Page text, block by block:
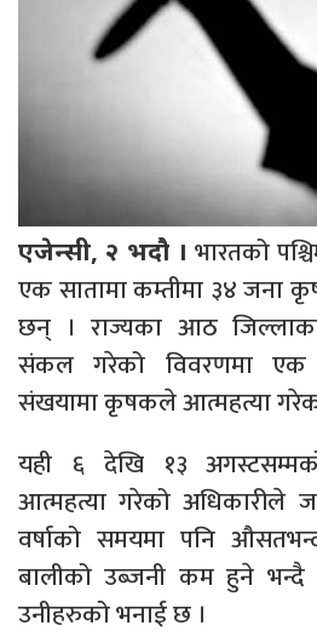
एजेन्सी, २ भदौ । भारतको
एक सातामा कम्तीमा ३४ जना
छन् । राज्यका आठ
संकल गरेको विवरणमा एक
संखयामा कृषकले आत्महत्या
यही ६ देखि १३
आत्महत्या गरेको अधिकारीले
वर्षाको समयमा पनि
बालीको उब्जनी कम हुने भन्दै
उनीहरुको भनाई छ ।